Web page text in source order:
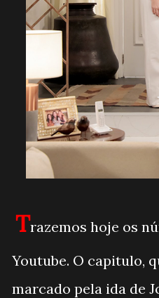
Trazemos hoje os
Youtube. O capitulo,
marcado pela ida de